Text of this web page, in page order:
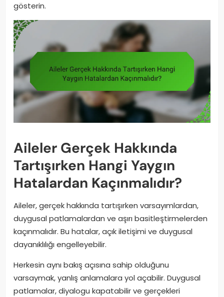
gösterin.
Aileler Gerçek Hakkında
Tartışırken Hangi Yaygın
Hatalardan Kaçınmalıdır?
Aileler, gerçek hakkında tartışırken varsayımlardan,
duygusal patlamalardan ve aşırı basitleştirmelerden
kaçınmalıdır. Bu hatalar, açık iletişimi ve duygusal
dayanıklılığı engelleyebilir.
Herkesin aynı bakış açısına sahip olduğunu
varsaymak, yanlış anlamalara yol açabilir. Duygusal
patlamalar, diyalogu kapatabilir ve gerçekleri